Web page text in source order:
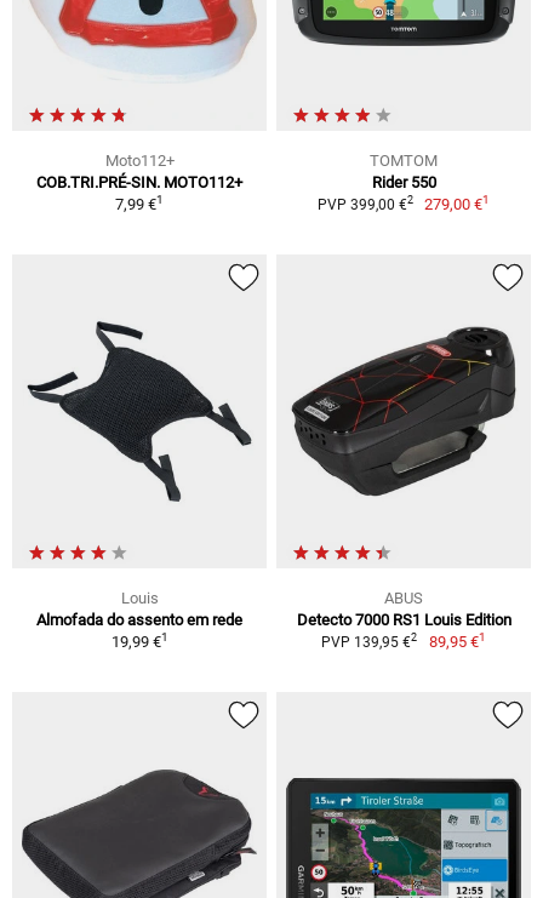
Moto112+
COB.TRI.PRÉ-SIN. MOTO112+
7,99 €1
TOMTOM
Rider 550
PVP 399,00 €2 279,00 €1
Louis
Almofada do assento em rede
19,99 €1
ABUS
Detecto 7000 RS1 Louis Edition
PVP 139,95 €2 89,95 €1